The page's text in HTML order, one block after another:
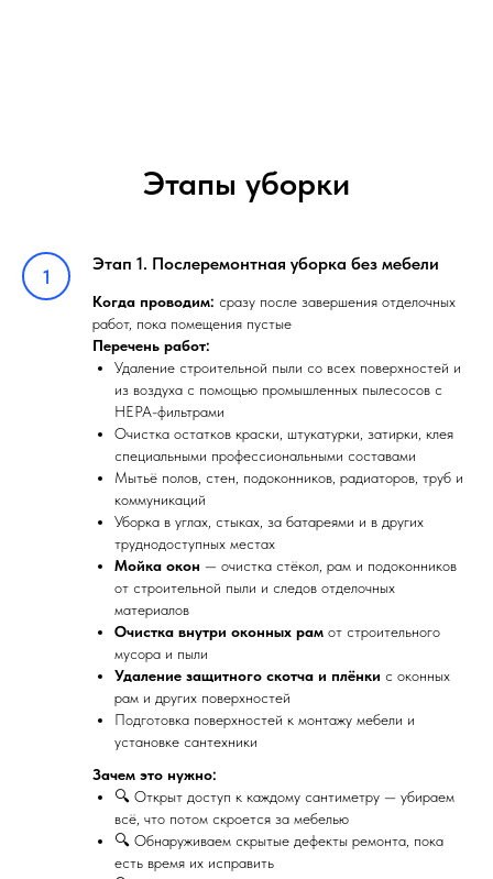
Этапы уборки
Этап 1. Послеремонтная уборка без мебели
Когда проводим: сразу после завершения отделочных
работ, пока помещения пустые
Перечень работ:
Удаление строительной пыли со всех поверхностей и
из воздуха с помощью промышленных пылесосов с
HEPA-фильтрами
Очистка остатков краски, штукатурки, затирки, клея
специальными профессиональными составами
Мытьё полов, стен, подоконников, радиаторов, труб и
коммуникаций
Уборка в углах, стыках, за батареями и в других
труднодоступных местах
Мойка окон — очистка стёкол, рам и подоконников
от строительной пыли и следов отделочных
материалов
Очистка внутри оконных рам от строительного
мусора и пыли
Удаление защитного скотча и плёнки с оконных
рам и других поверхностей
Подготовка поверхностей к монтажу мебели и
установке сантехники
Зачем это нужно:
🔍 Открыт доступ к каждому сантиметру — убираем
всё, что потом скроется за мебелью
🔍 Обнаруживаем скрытые дефекты ремонта, пока
есть время их исправить